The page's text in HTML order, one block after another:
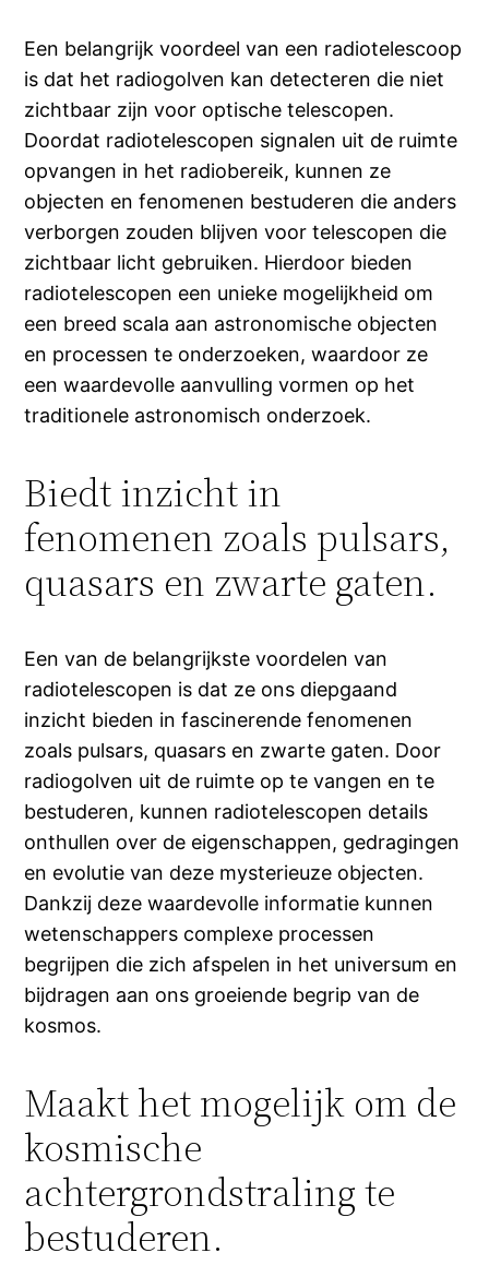
Een belangrijk voordeel van een radiotelescoop
is dat het radiogolven kan detecteren die niet
zichtbaar zijn voor optische telescopen.
Doordat radiotelescopen signalen uit de ruimte
opvangen in het radiobereik, kunnen ze
objecten en fenomenen bestuderen die anders
verborgen zouden blijven voor telescopen die
zichtbaar licht gebruiken. Hierdoor bieden
radiotelescopen een unieke mogelijkheid om
een breed scala aan astronomische objecten
en processen te onderzoeken, waardoor ze
een waardevolle aanvulling vormen op het
traditionele astronomisch onderzoek.
Biedt inzicht in
fenomenen zoals pulsars,
quasars en zwarte gaten.
Een van de belangrijkste voordelen van
radiotelescopen is dat ze ons diepgaand
inzicht bieden in fascinerende fenomenen
zoals pulsars, quasars en zwarte gaten. Door
radiogolven uit de ruimte op te vangen en te
bestuderen, kunnen radiotelescopen details
onthullen over de eigenschappen, gedragingen
en evolutie van deze mysterieuze objecten.
Dankzij deze waardevolle informatie kunnen
wetenschappers complexe processen
begrijpen die zich afspelen in het universum en
bijdragen aan ons groeiende begrip van de
kosmos.
Maakt het mogelijk om de
kosmische
achtergrondstraling te
bestuderen.